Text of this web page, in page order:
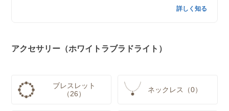
詳しく知る
アクセサリー（ホワイトラブラドライト）
ブレスレット
（26）
ネックレス（0）